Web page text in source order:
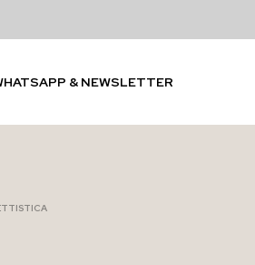
& NEWSLETTER